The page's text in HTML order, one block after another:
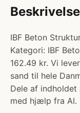
Beskrivelse
IBF Beton
Kategori: IBF
162.49 kr. Vi
sand til hele
Dele af
med hjælp fra AI.